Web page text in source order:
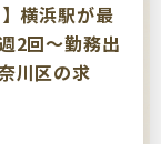
横浜駅が最
2回～勤務出
川区の求